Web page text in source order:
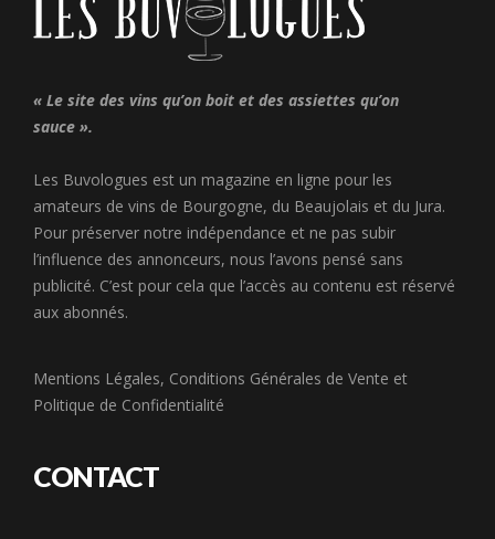
« Le site des vins qu’on boit et des assiettes qu’on
sauce ».
Les Buvologues est un magazine en ligne pour les
amateurs de vins de Bourgogne, du Beaujolais et du Jura.
Pour préserver notre indépendance et ne pas subir
l’influence des annonceurs, nous l’avons pensé sans
publicité. C’est pour cela que l’accès au contenu est réservé
aux abonnés.
Mentions Légales, Conditions Générales de Vente et
Politique de Confidentialité
CONTACT